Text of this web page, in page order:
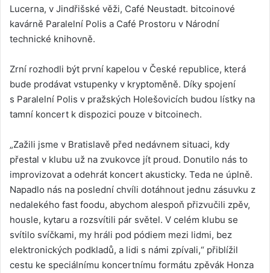
Lucerna, v Jindřišské věži, Café Neustadt. bitcoinové
kavárně Paralelní Polis a Café Prostoru v Národní
technické knihovně.
Zrní rozhodli být první kapelou v České republice, která
bude prodávat vstupenky v kryptoměně. Díky spojení
s Paralelní Polis v pražských Holešovicích budou lístky na
tamní koncert k dispozici pouze v bitcoinech.
„Zažili jsme v Bratislavě před nedávnem situaci, kdy
přestal v klubu už na zvukovce jít proud. Donutilo nás to
improvizovat a odehrát koncert akusticky. Teda ne úplně.
Napadlo nás na poslední chvíli dotáhnout jednu zásuvku z
nedalekého fast foodu, abychom alespoň přizvučili zpěv,
housle, kytaru a rozsvítili pár světel. V celém klubu se
svítilo svíčkami, my hráli pod pódiem mezi lidmi, bez
elektronických podkladů, a lidi s námi zpívali,“ přiblížil
cestu ke speciálnímu koncertnímu formátu zpěvák Honza